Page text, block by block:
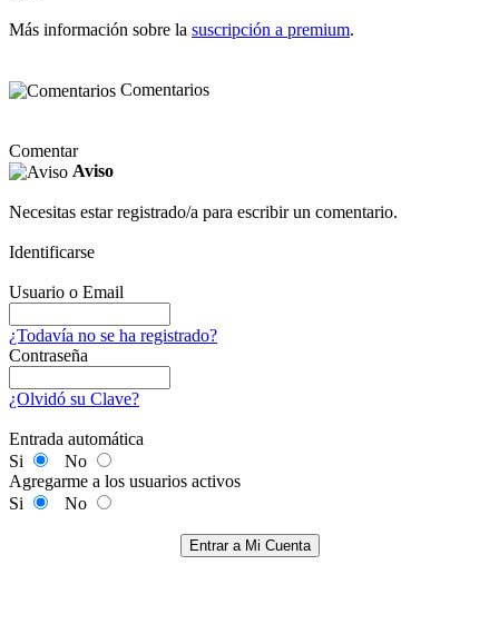
Más información sobre la suscripción a premium.
Comentarios
Comentar
Aviso
Necesitas estar registrado/a para escribir un comentario.
Identificarse
Usuario o Email
¿Todavía no se ha registrado?
Contraseña
¿Olvidó su Clave?
Entrada automática
Si
No
Agregarme a los usuarios activos
Si
No
Entrar a Mi Cuenta